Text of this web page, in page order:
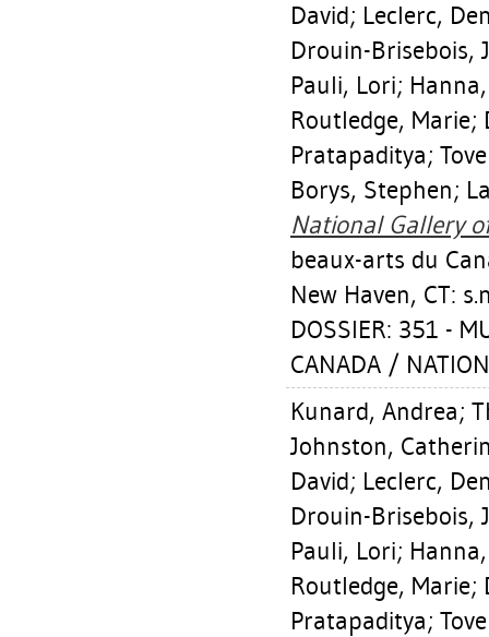
David; Leclerc,
Drouin-Brisebois,
Pauli, Lori;
Routledge, Marie;
Pratapaditya;
Borys, Stephen;
National Gallery
beaux-arts du
New Haven, CT:
DOSSIER: 351 -
CANADA /
Kunard, Andrea;
Johnston,
David; Leclerc,
Drouin-Brisebois,
Pauli, Lori;
Routledge, Marie;
Pratapaditya;